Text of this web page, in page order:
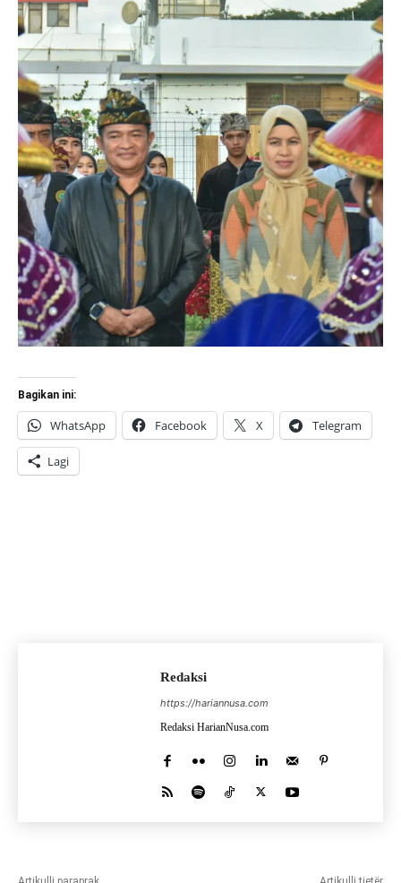
Bagikan ini:
WhatsApp Facebook X Telegram
Lagi
Redaksi
https://hariannusa.com
Redaksi HarianNusa.com